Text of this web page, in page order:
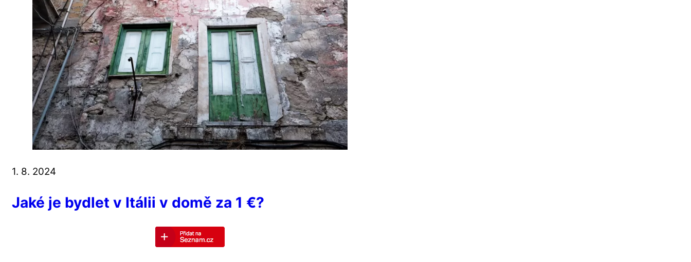
1. 8. 2024
Jaké je bydlet v Itálii v domě za 1 €?